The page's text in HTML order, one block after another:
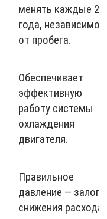
менять каждые 2
года, независимо
от пробега.
Обеспечивает
эффективную
работу системы
охлаждения
двигателя.
Правильное
давление — залог
снижения расхода